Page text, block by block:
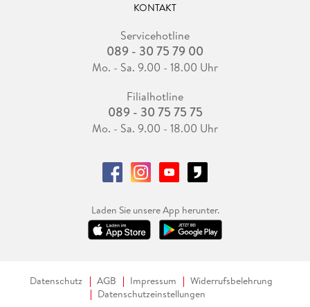
KONTAKT
Servicehotline
089 - 30 75 79 00
Mo. - Sa. 9.00 - 18.00 Uhr
Filialhotline
089 - 30 75 75 75
Mo. - Sa. 9.00 - 18.00 Uhr
Laden Sie unsere App herunter.
Datenschutz AGB Impressum
Widerrufsbelehrung
Datenschutzeinstellungen